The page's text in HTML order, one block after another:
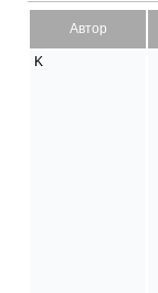
Автор
K